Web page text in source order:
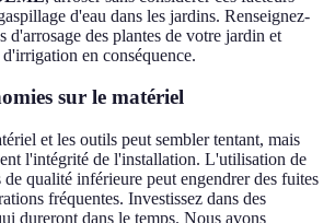
d'eau dans les jardins. Renseignez-
d'arrosage des plantes de votre jardin et
en conséquence.
sur le matériel
et les outils peut sembler tentant, mais
l'intégrité de l'installation. L'utilisation de
de qualité inférieure peut engendrer des fuites
fréquentes. Investissez dans des
dureront dans le temps. Nous avons